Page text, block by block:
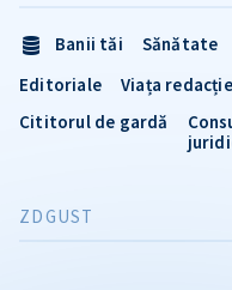
Banii tăi Sănătate
Editoriale
Viața
Cititorul de gardă
ZDGUST